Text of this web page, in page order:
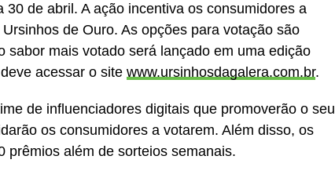
30 de abril. A ação incentiva os consumidores a
de Ouro. As opções para votação são
sabor mais votado será lançado em uma edição
acessar o site www.ursinhosdagalera.com.br.
de influenciadores digitais que promoverão o seu
os consumidores a votarem. Além disso, os
prêmios além de sorteios semanais.